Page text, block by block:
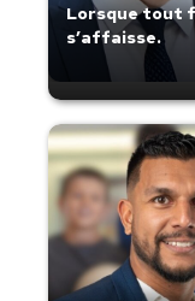
Lorsque tout
s’affaisse.